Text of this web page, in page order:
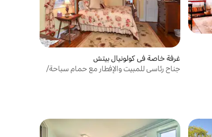
غرفة خاصة في كولونيال بيتش
جناح رئاسي للمبيت والإفطار مع حمام سباحة/